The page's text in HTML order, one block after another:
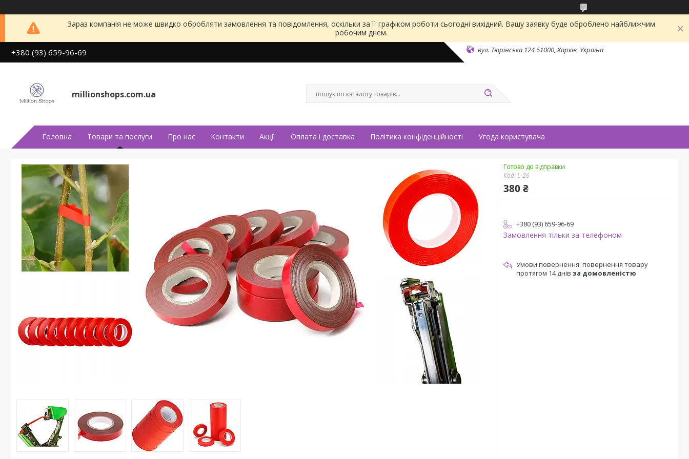
Зараз компанія не може швидко обробляти замовлення та повідомлення, оскільки за її графіком роботи сьогодні вихідний. Вашу заявку буде оброблено найближчим
робочим днем.
+380 (93) 659-96-69 вул. Тюрінська 124 61000, Харків, Україна
millionshops.com.ua
Головна Товари та послуги Про нас Контакти Акції Оплата і доставка Політика конфіденційності Угода користувача
Готово до відправки
Код:L-26
380 ₴
+380 (93) 659-96-69
Замовлення тільки за телефоном
повернення товару
протягом 14 днів за домовленістю